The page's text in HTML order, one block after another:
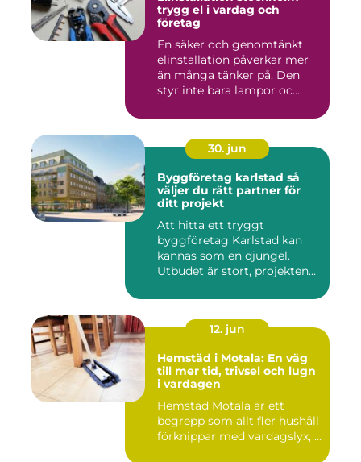
trygg el i vardag och
företag
En säker och genomtänkt
elinstallation påverkar mer
än många tänker på. Den
styr inte bara lampor oc...
30. jun
Byggföretag karlstad så
väljer du rätt partner för
ditt projekt
Att hitta ett tryggt
byggföretag Karlstad kan
kännas som en djungel.
Utbudet är stort, projekten
12. jun
Hemstäd i Motala: En väg
till mer tid, trivsel och lugn
i vardagen
Hemstäd Motala är ett
begrepp som allt fler hushåll
förknippar med vardagslyx, ...